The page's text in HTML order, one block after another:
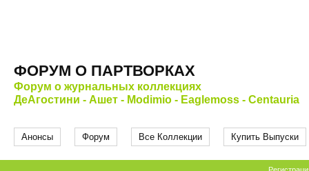
ФОРУМ О ПАРТВОРКАХ
Форум о журнальных коллекциях
ДеАгостини - Ашет - Modimio - Eaglemoss - Centauria
Анонсы Форум Все Коллекции Купить Выпуски